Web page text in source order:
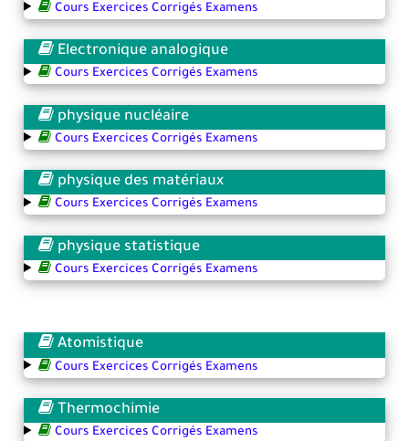
Cours Exercices Corrigés Examens
Electronique analogique
Cours Exercices Corrigés Examens
physique nucléaire
Cours Exercices Corrigés Examens
physique des matériaux
Cours Exercices Corrigés Examens
physique statistique
Cours Exercices Corrigés Examens
Atomistique
Cours Exercices Corrigés Examens
Thermochimie
Cours Exercices Corrigés Examens